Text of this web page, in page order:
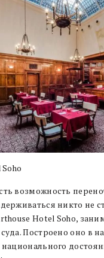
возможность
никто не
Hotel Soho,
Построено оно в
национального